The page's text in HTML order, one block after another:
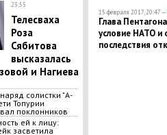
23:55
Телесваха
Роза
Сябитова
высказалась
и Нагиева
солистки "А-
Топурии
поклонников
ей к лицу:
засветила
15 февраля 2017, 20:47 —
Глава
условие НАТО и
последствия